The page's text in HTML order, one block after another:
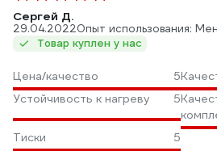
Сергей Д.
29.04.2022Опыт использования:
Товар куплен у нас
Цена/качество 5
Устойчивость к нагреву
5
Тиски 5